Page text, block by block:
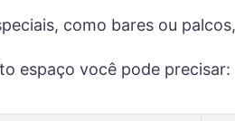
como bares ou
espaço você pode precisar: